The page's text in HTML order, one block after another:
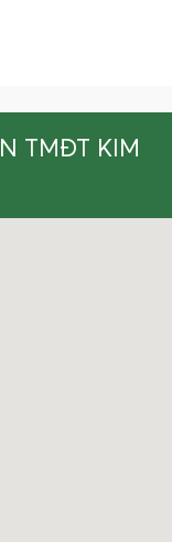
TMĐT KIM